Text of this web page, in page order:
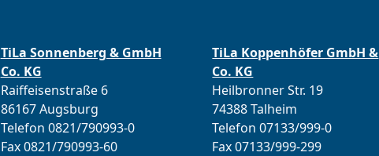
TiLa Sonnenberg & GmbH
Co. KG
Raiffeisenstraße 6
86167 Augsburg
Telefon 0821/790993-0
Fax 0821/790993-60
TiLa Koppenhöfer GmbH &
Co. KG
Heilbronner Str. 19
74388 Talheim
Telefon 07133/999-0
Fax 07133/999-299